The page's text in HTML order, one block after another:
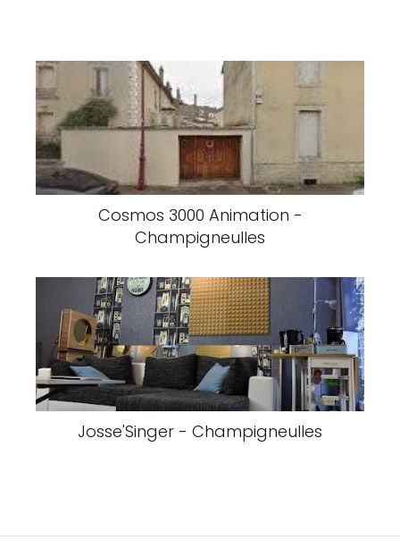
Cosmos 3000 Animation -
Champigneulles
Josse'Singer - Champigneulles